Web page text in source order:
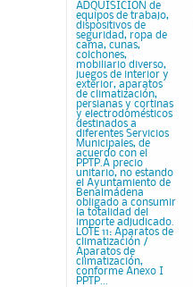
ADQUISICION de
equipos de trabajo,
dispositivos de
seguridad, ropa de
cama, cunas,
colchones,
mobiliario diverso,
juegos de interior y
exterior, aparatos
de climatización,
persianas y cortinas
y electrodomésticos
destinados a
diferentes Servicios
Municipales, de
acuerdo con el
PPTP.A precio
unitario, no estando
el Ayuntamiento de
Benalmádena
obligado a consumir
la totalidad del
importe adjudicado.
LOTE 11: Aparatos de
climatización /
Aparatos de
climatización,
conforme Anexo I
PPTP...